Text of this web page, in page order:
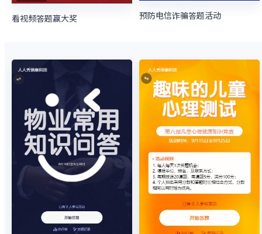
看视频答题赢大奖 预防电信诈骗答题活动